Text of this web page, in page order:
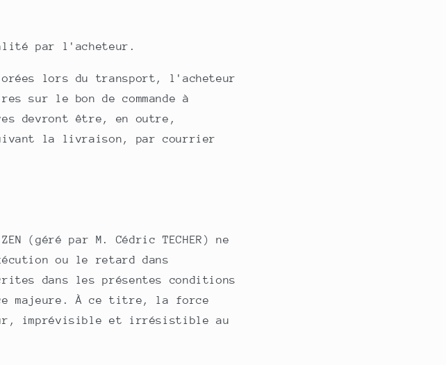
par l'acheteur.
lors du transport, l'acheteur
sur le bon de commande à
devront être, en outre,
la livraison, par courrier
ZEN (géré par M. Cédric TECHER)ne
ou le retard dans
dans les présentes conditions
majeure. À ce titre, la force
imprévisible et irrésistible au